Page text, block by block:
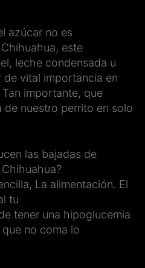
azúcar no es
este
leche condensada u
de vital importancia en
importante, que
de nuestro perrito en solo
las bajadas de
La alimentación. El
tu
tener una hipoglucemia
no coma lo